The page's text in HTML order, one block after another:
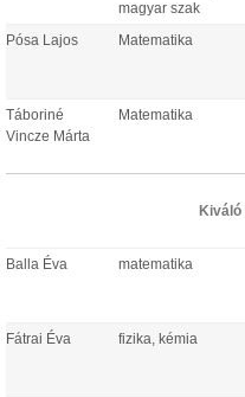
magyar szak
Pósa Lajos Matematika
Táboriné
Vincze Márta
Matematika
Balla Éva matematika
Fátrai Éva fizika, kémia